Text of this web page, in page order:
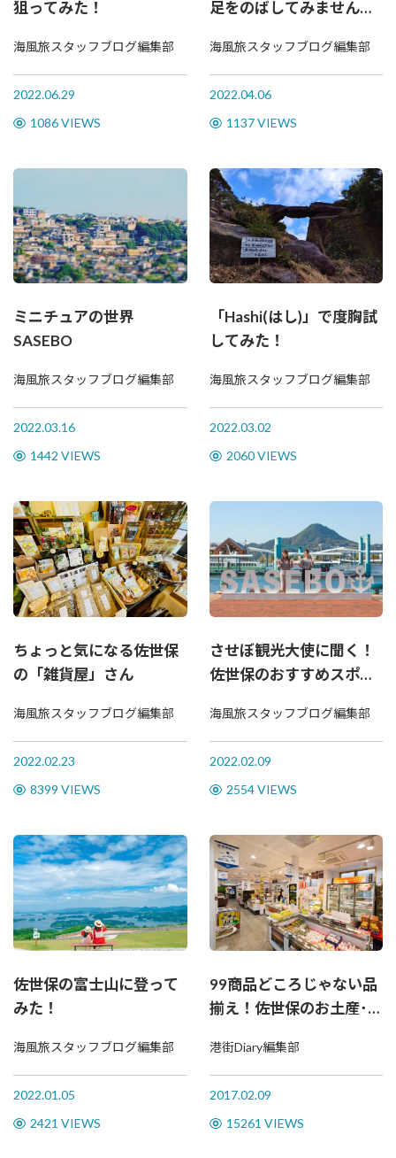
狙ってみた！
海風旅スタッフブログ編集部
2022.06.29
1086 VIEWS
足をのばしてみませんか
海風旅スタッフブログ編集部
2022.04.06
1137 VIEWS
ミニチュアの世界
SASEBO
海風旅スタッフブログ編集部
2022.03.16
1442 VIEWS
「Hashi(はし)」で度胸試
してみた！
海風旅スタッフブログ編集部
2022.03.02
2060 VIEWS
ちょっと気になる佐世保
の「雑貨屋」さん
海風旅スタッフブログ編集部
2022.02.23
8399 VIEWS
させぼ観光大使に聞く！
佐世保のおすすめスポッ
海風旅スタッフブログ編集部
2022.02.09
2554 VIEWS
佐世保の富士山に登って
みた！
海風旅スタッフブログ編集部
2022.01.05
2421 VIEWS
99商品どころじゃない品
揃え！佐世保のお土産･名
っくす99」
港街Diary編集部
2017.02.09
15261 VIEWS